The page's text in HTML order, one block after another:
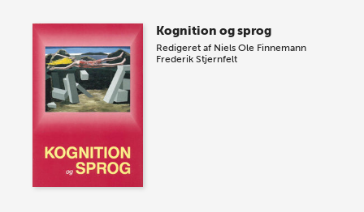
Kognition og sprog
Redigeret af Niels Ole Finnemann
Frederik Stjernfelt